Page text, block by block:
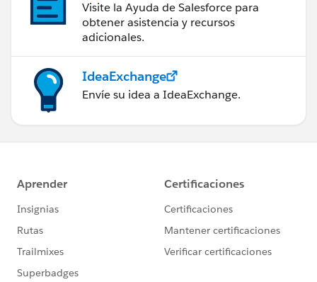
Visite la Ayuda de Salesforce para
obtener asistencia y recursos
adicionales.
IdeaExchange
Envíe su idea a IdeaExchange.